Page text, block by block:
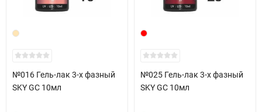
Нанесите базовое покрытие "BASE COAT" и просушите в лампе
Нанесите второй слой цвета и просушите в лампе
Нанесите финишное покрытие "TOP COAT" и просушите в лампе
№016 Гель-лак 3-х фазный
SKY GC 10мл
№025 Гель-лак 3-х фазный
SKY GC 10мл